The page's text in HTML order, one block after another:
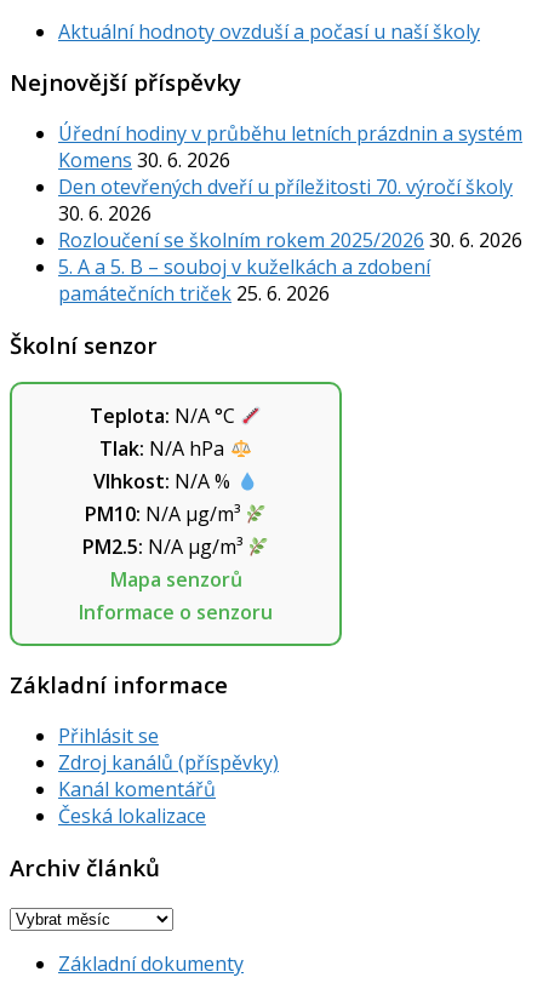
Aktuální hodnoty ovzduší a počasí u naší školy
Nejnovější příspěvky
Úřední hodiny v průběhu letních prázdnin a systém
Komens 30. 6. 2026
Den otevřených dveří u příležitosti 70. výročí školy
30. 6. 2026
Rozloučení se školním rokem 2025/2026 30. 6. 2026
5. A a 5. B – souboj v kuželkách a zdobení
památečních triček 25. 6. 2026
Školní senzor
Teplota: N/A°C
Tlak: N/A hPa
Vlhkost: N/A%
PM10: N/Aµg/m³
PM2.5: N/Aµg/m³
Mapa senzorů
Informace o senzoru
Základní informace
Přihlásit se
Zdroj kanálů (příspěvky)
Kanál komentářů
Česká lokalizace
Archiv článků
Archiv
Základní dokumenty